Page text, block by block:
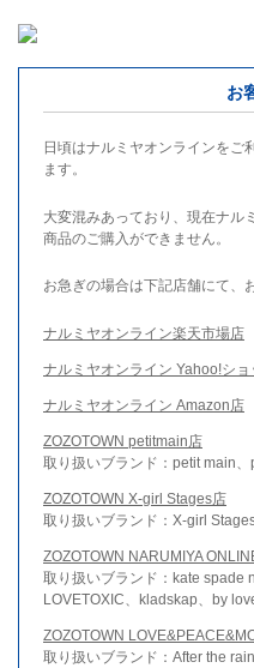
お
日頃はナルミヤオンラインをご
ます。
大変混みあっており、現在ナル
商品のご購入ができません。
お急ぎの場合は下記店舗にて、
ナルミヤオンライン楽天市場店
ナルミヤオンライン Yahoo!シ
ナルミヤオンライン Amazon店
ZOZOTOWN petitmain店
取り扱いブランド：petit main
ZOZOTOWN X-girl Stages店
取り扱いブランド：X-girl
ZOZOTOWN NARUMIYA
取り扱いブランド：kate spade
LOVETOXIC、kladskap、by
ZOZOTOWN
取り扱いブランド：After the